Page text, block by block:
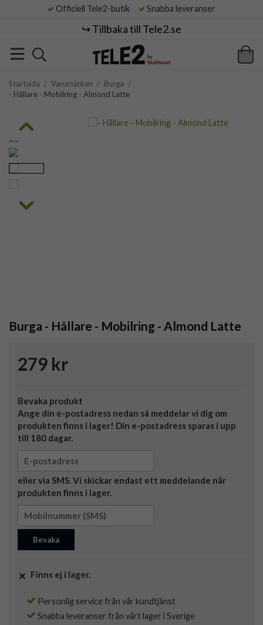
Officiell Tele2-butik Snabba leveranser
↪️ Tillbaka till Tele2.se
Startsida / Varumärken / Burga /
- Hållare - Mobilring - Almond Latte
Burga - Hållare - Mobilring - Almond Latte
279 kr
Bevaka produkt
Ange din e-postadress nedan så meddelar vi dig om
produkten finns i lager! Din e-postadress sparas i upp
till 180 dagar.
eller via SMS. Vi skickar endast ett meddelande när
produkten finns i lager.
Bevaka
Finns ej i lager.
Personlig service från vår kundtjänst
Snabba leveranser från vårt lager i Sverige